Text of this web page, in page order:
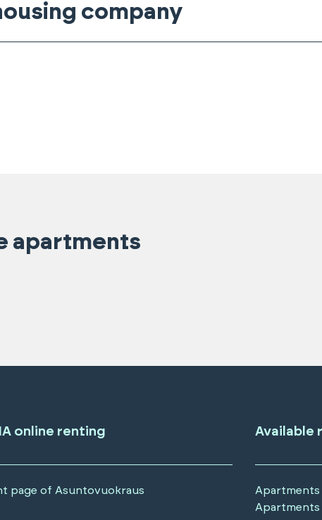
company
apartments
online renting
page of Asuntovuokraus
Available